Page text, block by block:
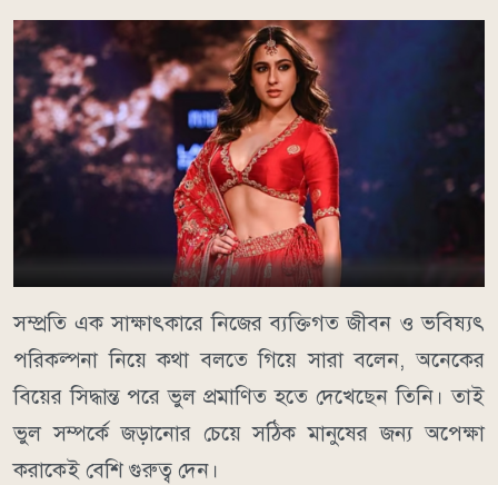
সম্প্রতি এক সাক্ষাৎকারে নিজের ব্যক্তিগত জীবন ও ভবিষ্যৎ
পরিকল্পনা নিয়ে কথা বলতে গিয়ে সারা বলেন, অনেকের
বিয়ের সিদ্ধান্ত পরে ভুল প্রমাণিত হতে দেখেছেন তিনি। তাই
ভুল সম্পর্কে জড়ানোর চেয়ে সঠিক মানুষের জন্য অপেক্ষা
করাকেই বেশি গুরুত্ব দেন।